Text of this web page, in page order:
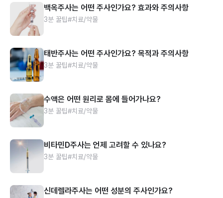
백옥주사는 어떤 주사인가요? 효과와 주의사항
3분 꿀팁#치료/약물
태반주사는 어떤 주사인가요? 목적과 주의사항
3분 꿀팁#치료/약물
수액은 어떤 원리로 몸에 들어가나요?
3분 꿀팁#치료/약물
비타민D주사는 언제 고려할 수 있나요?
3분 꿀팁#치료/약물
신데렐라주사는 어떤 성분의 주사인가요?